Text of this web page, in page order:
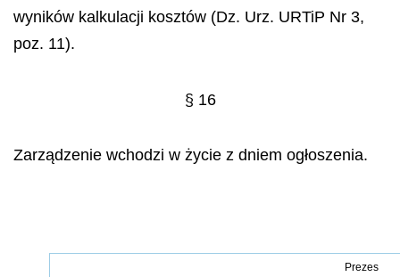
wyników kalkulacji kosztów (Dz. Urz. URTiP Nr 3,
poz. 11).
§ 16
Zarządzenie wchodzi w życie z dniem ogłoszenia.
Prezes